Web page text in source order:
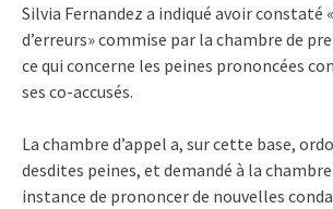
Silvia Fernandez a indiqué avoir constaté
d’erreurs» commise par la chambre de
ce qui concerne les peines prononcées
ses co-accusés.
La chambre d’appel a, sur cette base,
desdites peines, et demandé à la
instance de prononcer de nouvelles